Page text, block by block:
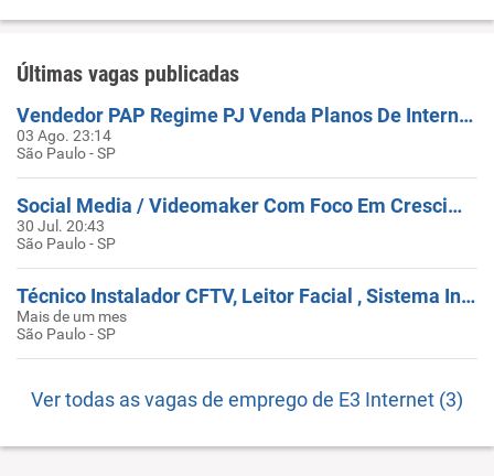
Últimas vagas publicadas
Vendedor PAP Regime PJ Venda Planos De Internet Atuar ZL E Centro Diaria De R$ 100,00 E VT
03 Ago. 23:14
São Paulo - SP
Social Media / Videomaker Com Foco Em Crescimento Digital
30 Jul. 20:43
São Paulo - SP
Técnico Instalador CFTV, Leitor Facial , Sistema Inter Travamento
Mais de um mes
São Paulo - SP
Ver todas as vagas de emprego de E3 Internet (3)